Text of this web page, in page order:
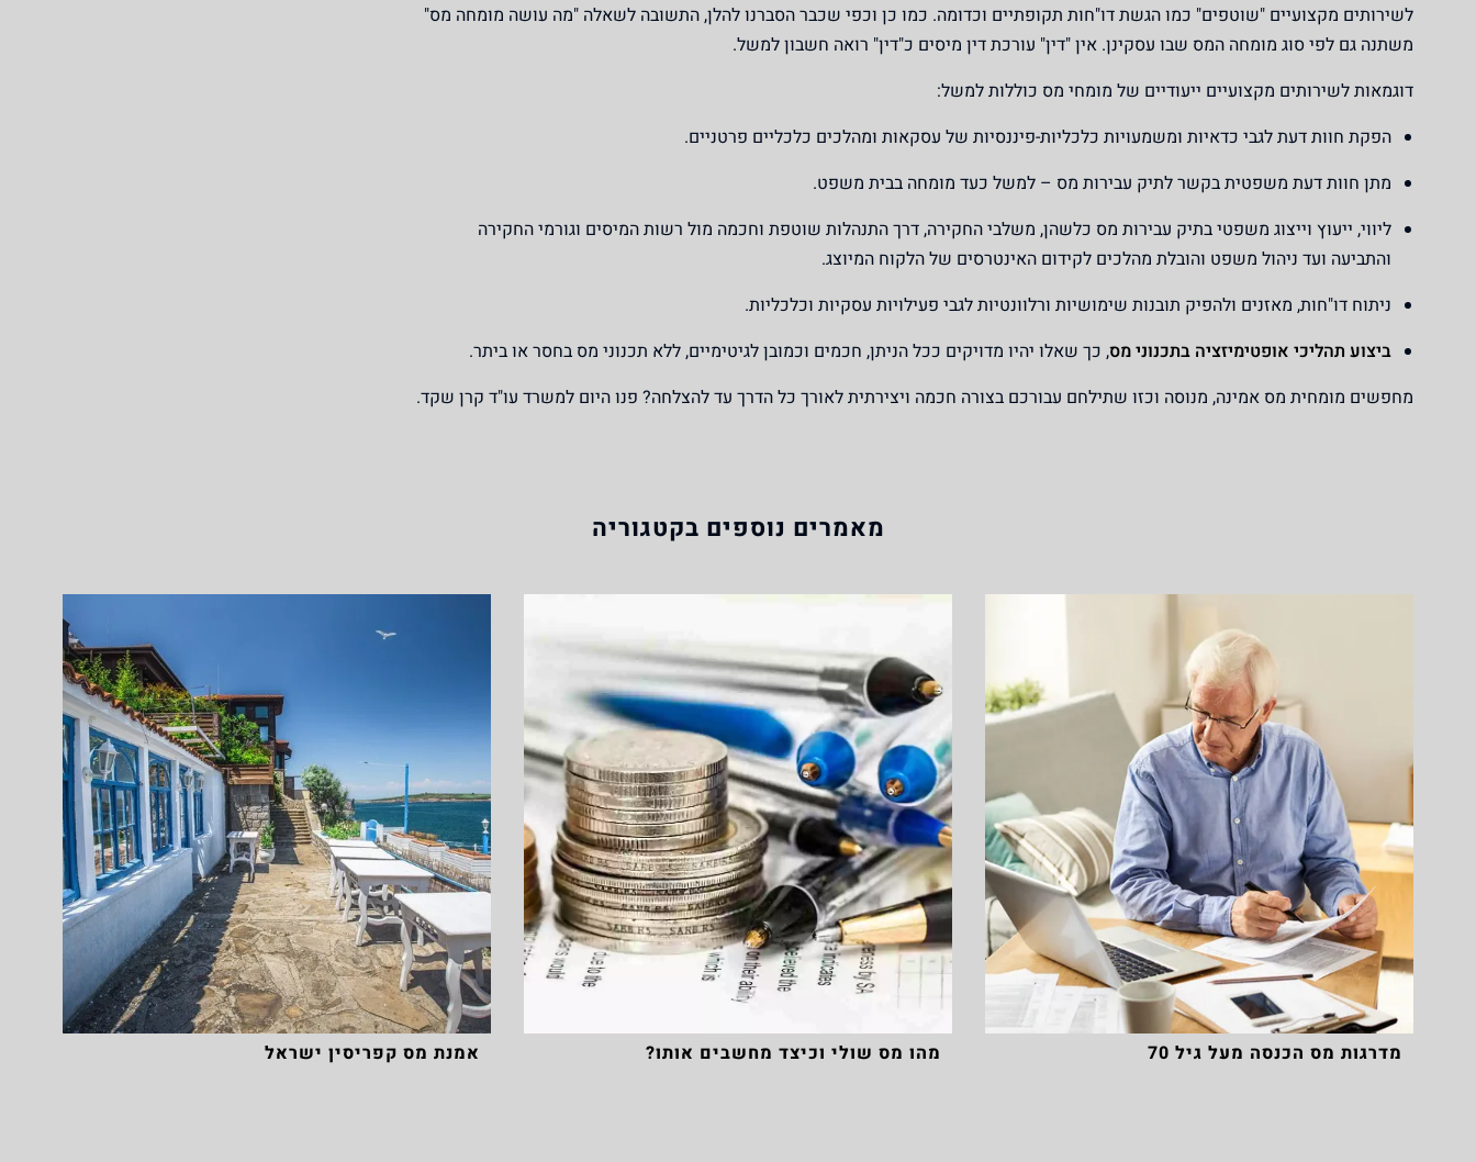
לשירותים מקצועיים "שוטפים" כמו הגשת דו"חות תקופתיים וכדומה. כמו כן וכפי שכבר הסברנו להלן, התשובה לשאלה "מה עושה מומחה מס"
משתנה גם לפי סוג מומחה המס שבו עסקינן. אין "דין" עורכת דין מיסים כ"דין" רואה חשבון למשל.
דוגמאות לשירותים מקצועיים ייעודיים של מומחי מס כוללות למשל:
הפקת חוות דעת לגבי כדאיות ומשמעויות כלכליות-פיננסיות של עסקאות ומהלכים כלכליים פרטניים.
מתן חוות דעת משפטית בקשר לתיק עבירות מס – למשל כעד מומחה בבית משפט.
ליווי, ייעוץ וייצוג משפטי בתיק עבירות מס כלשהן, משלבי החקירה, דרך התנהלות שוטפת וחכמה מול רשות המיסים וגורמי החקירה
והתביעה ועד ניהול משפט והובלת מהלכים לקידום האינטרסים של הלקוח המיוצג.
ניתוח דו"חות, מאזנים ולהפיק תובנות שימושיות ורלוונטיות לגבי פעילויות עסקיות וכלכליות.
ביצוע תהליכי אופטימיזציה בתכנוני מס, כך שאלו יהיו מדויקים ככל הניתן, חכמים וכמובן לגיטימיים, ללא תכנוני מס בחסר או ביתר.
מחפשים מומחית מס אמינה, מנוסה וכזו שתילחם עבורכם בצורה חכמה ויצירתית לאורך כל הדרך עד להצלחה? פנו היום למשרד עו"ד קרן שקד.
מאמרים נוספים בקטגוריה
מדרגות מס הכנסה מעל גיל 70 מהו מס שולי וכיצד מחשבים אותו? אמנת מס קפריסין ישראל